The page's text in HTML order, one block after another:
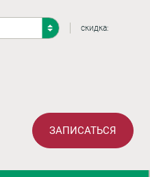
скидка:
ЗАПИСАТЬСЯ